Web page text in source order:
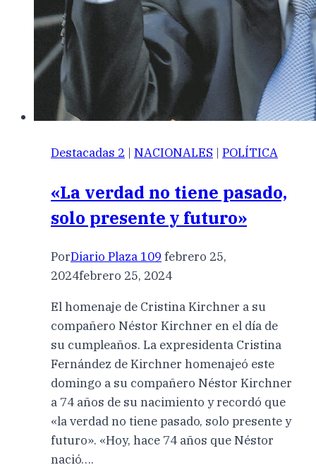
Destacadas 2 | NACIONALES | POLÍTICA
«La verdad no tiene pasado,
solo presente y futuro»
PorDiario Plaza 109 febrero 25,
2024febrero 25, 2024
El homenaje de Cristina Kirchner a su
compañero Néstor Kirchner en el día de
su cumpleaños. La expresidenta Cristina
Fernández de Kirchner homenajeó este
domingo a su compañero Néstor Kirchner
a 74 años de su nacimiento y recordó que
«la verdad no tiene pasado, solo presente y
futuro». «Hoy, hace 74 años que Néstor
nació….